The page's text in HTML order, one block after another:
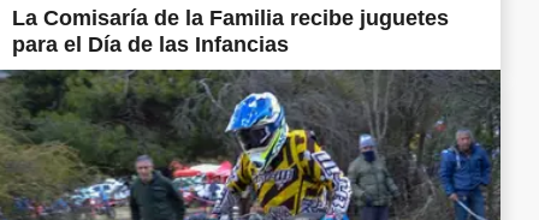
La Comisaría de la Familia recibe juguetes
para el Día de las Infancias